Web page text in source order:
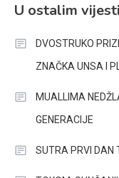
U ostalim
DVOSTRUKO
ZNAČKA UNSA I
MUALLIMA
GENERACIJE
SUTRA PRVI DAN